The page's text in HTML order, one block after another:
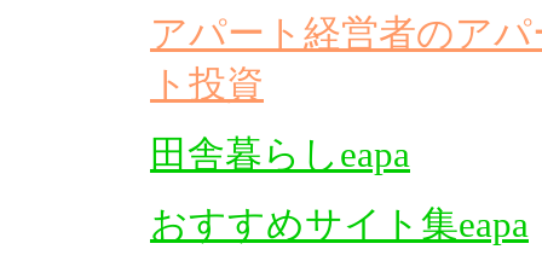
アパート経営者のアパ
ト投資
田舎暮らしeapa
おすすめサイト集eapa